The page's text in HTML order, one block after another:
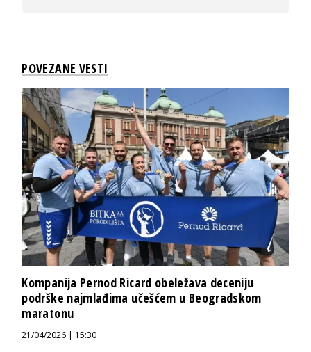
POVEZANE VESTI
Kompanija Pernod Ricard obeležava deceniju
podrške najmlađima učešćem u Beogradskom
maratonu
21/04/2026 | 15:30